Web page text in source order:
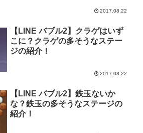
2017.08.22
【LINE バブル2】クラゲはいず
こに？クラゲの多そうなステー
ジの紹介！
2017.08.22
【LINE バブル2】鉄玉ないか
な？鉄玉の多そうなステージの
紹介！